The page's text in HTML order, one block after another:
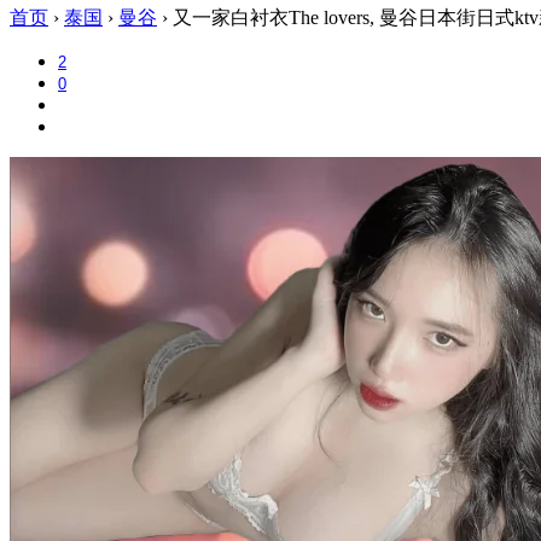
首页 › 泰国 › 曼谷 › 又一家白衬衣The lovers, 曼谷日本街日式
2
0